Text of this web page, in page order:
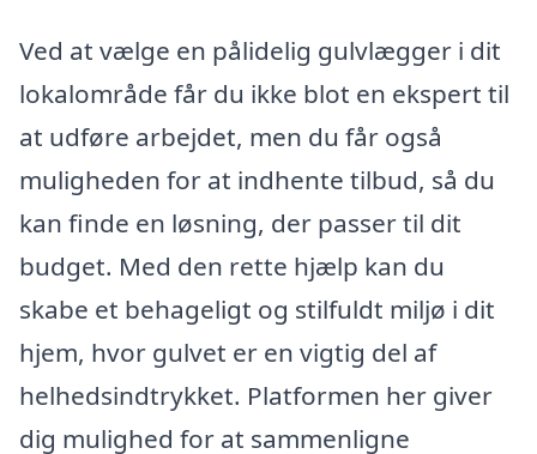
Ved at vælge en pålidelig gulvlægger i dit
lokalområde får du ikke blot en ekspert til
at udføre arbejdet, men du får også
muligheden for at indhente tilbud, så du
kan finde en løsning, der passer til dit
budget. Med den rette hjælp kan du
skabe et behageligt og stilfuldt miljø i dit
hjem, hvor gulvet er en vigtig del af
helhedsindtrykket. Platformen her giver
dig mulighed for at sammenligne